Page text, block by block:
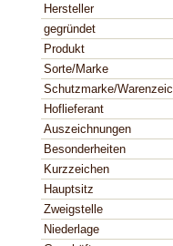
Hersteller
gegründet
Produkt
Sorte/Marke
Schutzmarke/
Hoflieferant
Auszeichnungen
Besonderheiten
Kurzzeichen
Hauptsitz
Zweigstelle
Niederlage